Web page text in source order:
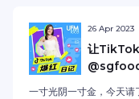
26 Apr 2023
让
一寸光阴一寸金，今天